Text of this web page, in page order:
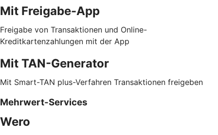
Mit Freigabe-App
Freigabe von Transaktionen und Online-
Kreditkartenzahlungen mit der App
Mit TAN-Generator
Mit Smart-TAN plus-Verfahren Transaktionen freigeben
Mehrwert-Services
Wero